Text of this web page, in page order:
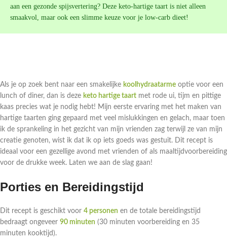
aan een gezonde spijsvertering? Deze keto-hartige taart is niet alleen
smaakvol, maar ook een slimme keuze voor je low-carb dieet!
Als je op zoek bent naar een smakelijke koolhydraatarme optie voor een
lunch of diner, dan is deze keto hartige taart met rode ui, tijm en pittige
kaas precies wat je nodig hebt! Mijn eerste ervaring met het maken van
hartige taarten ging gepaard met veel mislukkingen en gelach, maar toen
ik de sprankeling in het gezicht van mijn vrienden zag terwijl ze van mijn
creatie genoten, wist ik dat ik op iets goeds was gestuit. Dit recept is
ideaal voor een gezellige avond met vrienden of als maaltijdvoorbereiding
voor de drukke week. Laten we aan de slag gaan!
Porties en Bereidingstijd
Dit recept is geschikt voor 4 personen en de totale bereidingstijd
bedraagt ongeveer 90 minuten (30 minuten voorbereiding en 35
minuten kooktijd).